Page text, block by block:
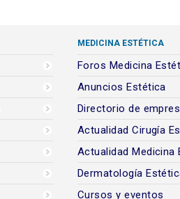
MEDICINA ESTÉTICA
Foros Medicina
Anuncios Estética
Directorio de
Actualidad Cirugía
Actualidad Medicina
Dermatología
Cursos y eventos